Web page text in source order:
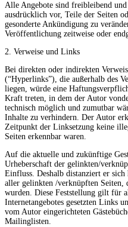
Alle Angebote sind freibleibend
ausdrücklich vor, Teile der Seiten
gesonderte Ankündigung zu
Veröffentlichung zeitweise oder
2. Verweise und Links
Bei direkten oder indirekten
(“Hyperlinks”), die außerhalb des
liegen, würde eine
Kraft treten, in dem der Autor
technisch möglich und zumutbar
Inhalte zu verhindern. Der Autor
Zeitpunkt der Linksetzung keine
Seiten erkennbar waren.
Auf die aktuelle und zukünftige
Urheberschaft der gelinkten/
Einfluss. Deshalb distanziert er
aller gelinkten /verknüpften Seiten,
wurden. Diese Feststellung gilt für
Internetangebotes gesetzten Links
vom Autor eingerichteten
Mailinglisten.